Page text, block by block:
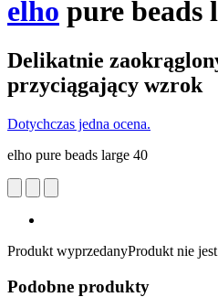
elho pure beads
Delikatnie
przyciągający wzrok
Dotychczas jedna ocena.
elho pure beads large 40
Produkt wyprzedanyProdukt nie
Podobne produkty